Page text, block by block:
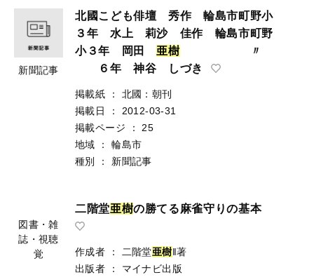
新聞記事
北國こども俳壇 秀作 輪島市町野小
３年 水上 莉沙 佳作 輪島市町野
小３年 岡田 亜樹 〃
６年 神谷 しづき
掲載紙 ：
北國：朝刊
掲載日
：
2012-03-31
掲載ページ
：
25
地域
：
輪島市
種別
： 新聞記事
図書・雑
誌・視聴
覚
二階堂亜樹の勝てる麻雀守りの基本
作成者 ： 二階堂亜樹‖著
出版者
：
マイナビ出版